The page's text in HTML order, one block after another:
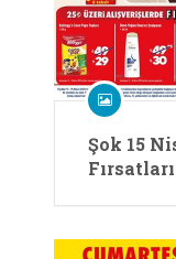
Şok 15
Fırsatları